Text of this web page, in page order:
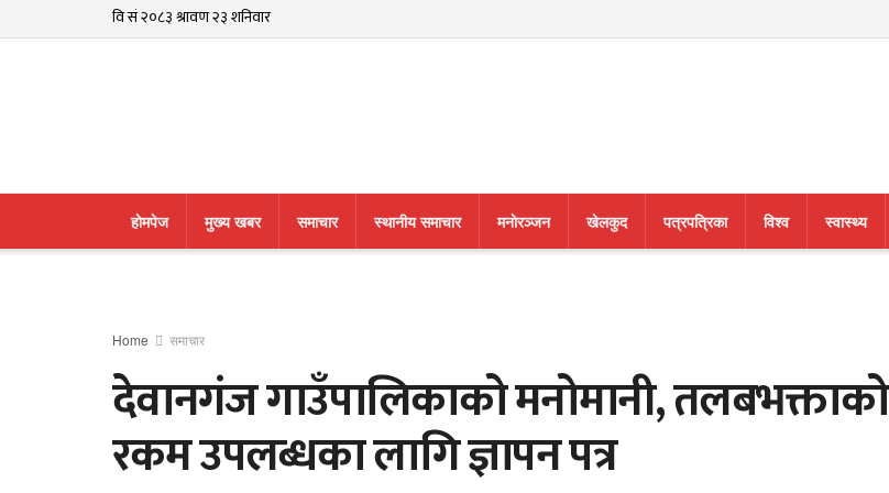
हाेमपेज मुख्य खबर समाचार स्थानीय समाचार मनाेरञ्जन खेलकुद पत्रपत्रिका विश्व स्वास्थ्य
Home समाचार
देवानगंज गाउँपालिकाको मनोमानी, तलबभक्ताको
रकम उपलब्धका लागि ज्ञापन पत्र